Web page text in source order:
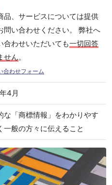
品、サービスについては提供
問い合わせください。 弊社へ
合わせいただいても一切回答
せん。
合わせフォーム
4月
な「商標情報」をわかりやす
一般の方々に伝えること